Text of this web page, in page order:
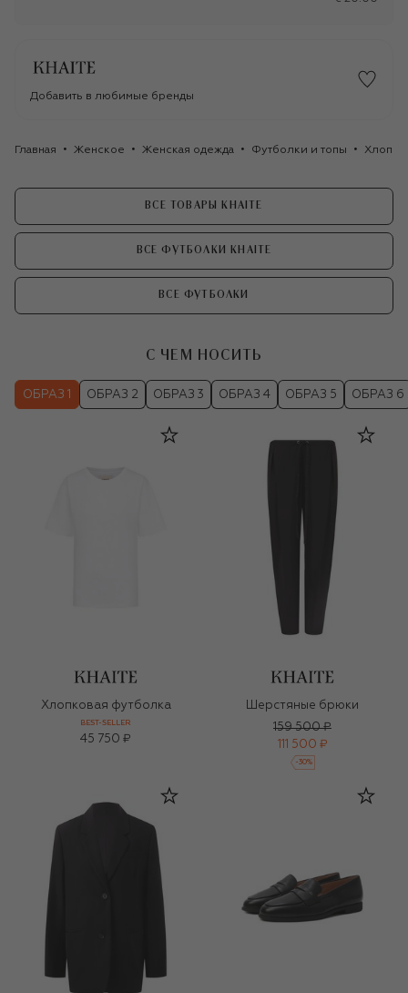
Добавить в любимые бренды
Главная Женское Женская одежда Футболки и топы
ВСЕ ТОВАРЫ KHAITE
ВСЕ ФУТБОЛКИ KHAITE
ВСЕ ФУТБОЛКИ
С ЧЕМ НОСИТЬ
ОБРАЗ 1 ОБРАЗ 2 ОБРАЗ 3 ОБРАЗ 4 ОБРАЗ 5 ОБРАЗ 6
Хлопковая футболка
BEST-SELLER
45 750 ₽
Шерстяные брюки
159 500 ₽
111 500 ₽
-30%